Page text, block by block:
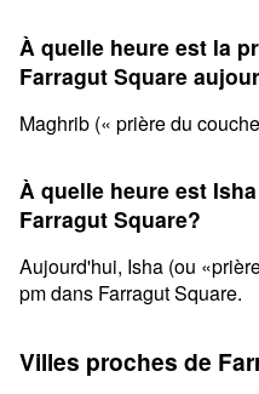
À quelle heure est la
Farragut Square
Maghrib (« prière du
À quelle heure est
Farragut Square?
Aujourd'hui, Isha (ou
pm dans Farragut Square.
Villes proches de